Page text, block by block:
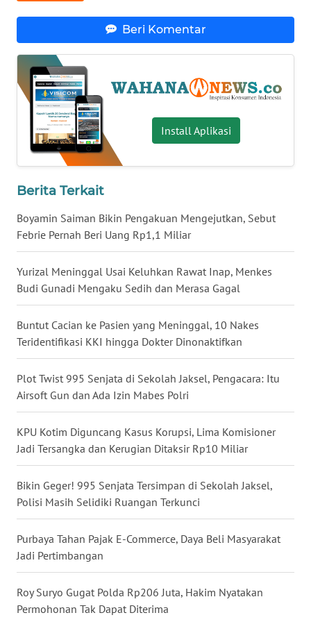
Beri Komentar
Install Aplikasi
Berita Terkait
Boyamin Saiman Bikin Pengakuan Mengejutkan, Sebut
Febrie Pernah Beri Uang Rp1,1 Miliar
Yurizal Meninggal Usai Keluhkan Rawat Inap, Menkes
Budi Gunadi Mengaku Sedih dan Merasa Gagal
Buntut Cacian ke Pasien yang Meninggal, 10 Nakes
Teridentifikasi KKI hingga Dokter Dinonaktifkan
Plot Twist 995 Senjata di Sekolah Jaksel, Pengacara: Itu
Airsoft Gun dan Ada Izin Mabes Polri
KPU Kotim Diguncang Kasus Korupsi, Lima Komisioner
Jadi Tersangka dan Kerugian Ditaksir Rp10 Miliar
Bikin Geger! 995 Senjata Tersimpan di Sekolah Jaksel,
Polisi Masih Selidiki Ruangan Terkunci
Purbaya Tahan Pajak E-Commerce, Daya Beli Masyarakat
Jadi Pertimbangan
Roy Suryo Gugat Polda Rp206 Juta, Hakim Nyatakan
Permohonan Tak Dapat Diterima
WN
WN
SUMBAR
WN
SUMSEL
BENGKULU
WN
LAMPUNG
WN
JATENG
WN
NUSANTARA
WN
JOGJA
WN
JATIM
WN
BALI
KALBAR
KALTENG